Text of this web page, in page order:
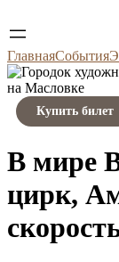
ГлавнаяСобытия
на Масловке
Купить билет
В мире
цирк,